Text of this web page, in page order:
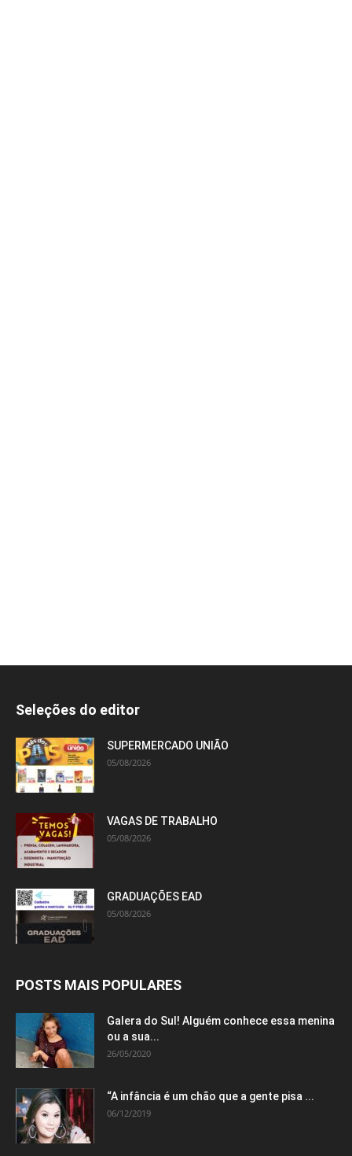
Seleções do editor
SUPERMERCADO UNIÃO
05/08/2026
VAGAS DE TRABALHO
05/08/2026
GRADUAÇÕES EAD
05/08/2026
POSTS MAIS POPULARES
Galera do Sul! Alguém conhece essa menina
ou a sua...
26/05/2020
“A infância é um chão que a gente pisa ...
06/12/2019